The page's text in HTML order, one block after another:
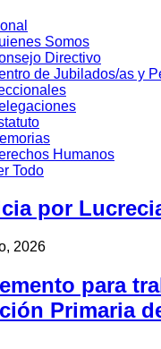
Somos
Directivo
de Jubilados/as y
Humanos
Todo
por
2026
para
Primaria